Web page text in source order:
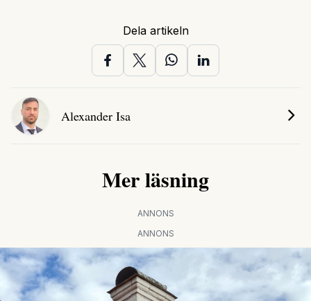
Dela artikeln
Alexander Isa
Mer läsning
ANNONS
ANNONS